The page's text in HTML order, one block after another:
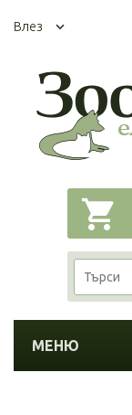
Влез
МЕНЮ